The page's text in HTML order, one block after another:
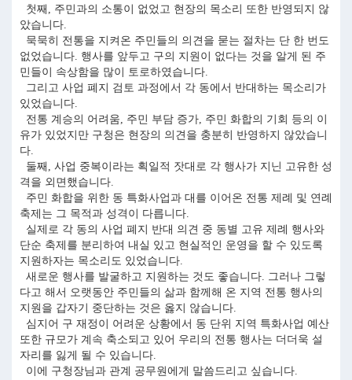
첫째, 주민과의 소통이 없었고 현장의 목소리 또한 반영되지 않
았습니다.
묵묵히 전통을 지켜온 주민들의 의견을 묻는 절차는 단 한 번도
없었습니다. 행사를 앞두고 구의 지원이 없다는 것을 알게 된 주
민들이 속상함을 많이 토로하였습니다.
그리고 사업 폐지 검토 과정에서 각 동에서 반대하는 목소리가
있었습니다.
전통 계승의 어려움, 주민 부담 증가, 주민 화합의 기회 등의 이
유가 있었지만 구청은 현장의 의견을 충분히 반영하지 않았습니
다.
둘째, 사업 중복이라는 획일적 잣대로 각 행사가 지닌 고유한 성
격을 외면했습니다.
주민 화합을 위한 동 특화사업과 대를 이어온 전통 제례 및 연례
축제는 그 목적과 성격이 다릅니다.
실제로 각 동의 사업 폐지 반대 의견 중 동별 고유 제례 행사와
단순 축제를 분리하여 내실 있고 현실적인 운영을 할 수 있도록
지원하자는 목소리도 있었습니다.
새로운 행사를 발굴하고 지원하는 것도 좋습니다. 그러나 그렇
다고 해서 오랫동안 주민들의 삶과 함께해 온 지역 전통 행사의
지원을 갑자기 중단하는 것은 옳지 않습니다.
심지어 구 재정이 어려운 상황에서 동 단위 지역 특화사업 예산
또한 규모가 계속 축소되고 있어 우리의 전통 행사는 더더욱 설
자리를 잃게 될 수 있습니다.
이에 구청장님과 관계 공무원에게 말씀드리고 싶습니다.